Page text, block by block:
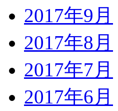
2017年9月
2017年8月
2017年7月
2017年6月